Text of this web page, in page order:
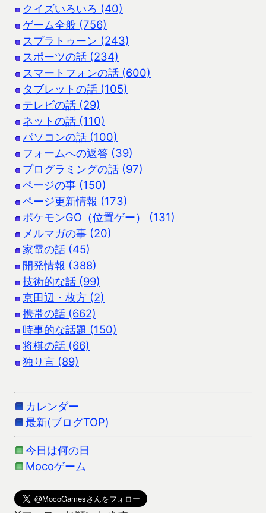
クイズいろいろ (40)
ゲーム全般 (756)
スプラトゥーン (243)
スポーツの話 (234)
スマートフォンの話 (600)
タブレットの話 (105)
テレビの話 (29)
ネットの話 (110)
パソコンの話 (100)
フォームへの返答 (39)
プログラミングの話 (97)
ページの事 (150)
ページ更新情報 (173)
ポケモンGO（位置ゲー） (131)
メルマガの事 (20)
家電の話 (45)
開発情報 (388)
技術的な話 (99)
京田辺・枚方 (2)
携帯の話 (662)
時事的な話題 (150)
将棋の話 (66)
独り言 (89)
カレンダー
最新(ブログTOP)
今日は何の日
Mocoゲーム